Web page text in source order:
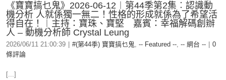
《寶寶搞乜鬼》2026-06-12︱第44季第2集︰認識動
機分析 人就係獨一無二！性格的形成就係為了希望活
得自在！︱主持：寶珠、寶堅 嘉賓：幸福解碼創辦
人 – 動機分析師 Crystal Leung
2026/06/11 21:00:39 #(第44季) 寶寶搞乜鬼, -- Featured --, -- 網台 --
0
條評論
[...]